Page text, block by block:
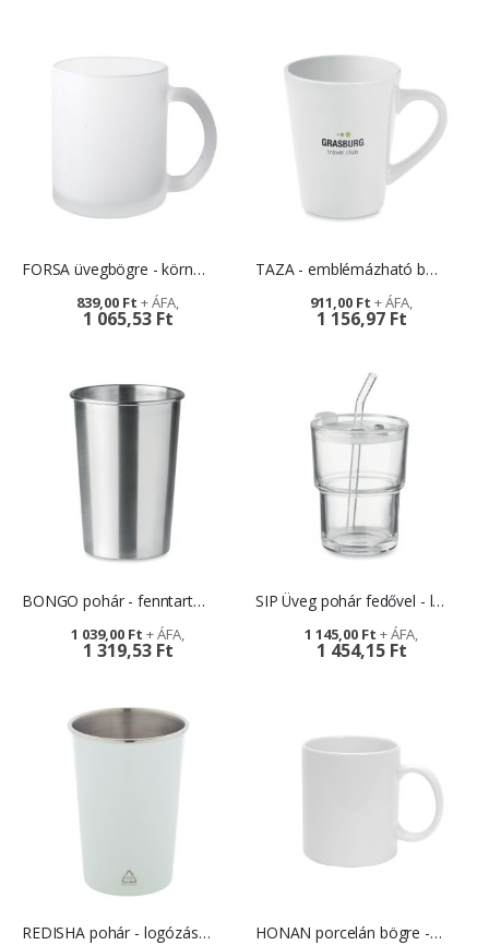
FORSA üvegbögre - környezetbarát ajándék
1 065,53 Ft
839,00 Ft
TAZA - emblémázható bögre
1 156,97 Ft
911,00 Ft
BONGO pohár - fenntartható reklámtárgy
1 319,53 Ft
1 039,00 Ft
SIP Üveg pohár fedővel - logózható ajándék
1 454,15 Ft
1 145,00 Ft
REDISHA pohár - logózási lehetőséggel HONAN porcelán bögre - reklámajándék